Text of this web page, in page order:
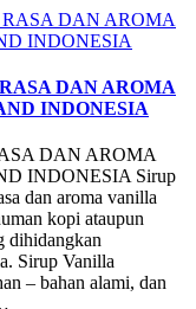
DAN AROMA
INDONESIA
DAN AROMA
INDONESIA Sirup
dan aroma vanilla
kopi ataupun
dihidangkan
Sirup Vanilla
– bahan alami, dan